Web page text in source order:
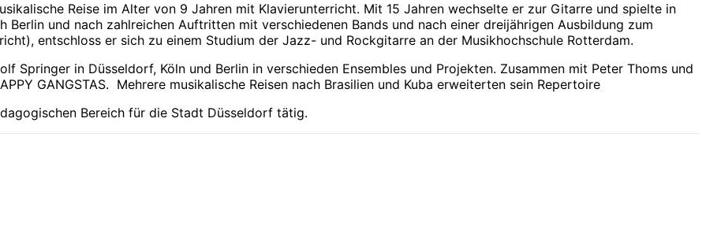
Reise im Alter von 9 Jahren mit Klavierunterricht. Mit 15 Jahren wechselte er zur Gitarre und spielte in
und nach zahlreichen Auftritten mit verschiedenen Bands und nach einer dreijährigen Ausbildung zum
entschloss er sich zu einem Studium der Jazz- und Rockgitarre an der Musikhochschule Rotterdam.
Springer in Düsseldorf, Köln und Berlin in verschieden Ensembles und Projekten. Zusammen mit Peter Thoms und
GANGSTAS. Mehrere musikalische Reisen nach Brasilien und Kuba erweiterten sein Repertoire
Bereich für die Stadt Düsseldorf tätig.